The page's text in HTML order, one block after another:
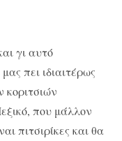
γι αυτό
πει ιδιαιτέρως
κοριτσιών
που μάλλον
πιτσιρίκες και θα